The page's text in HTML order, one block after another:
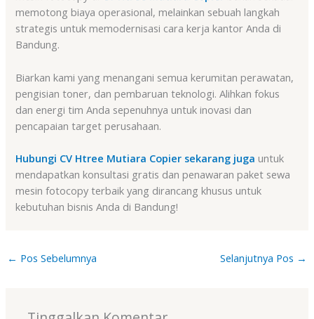
memotong biaya operasional, melainkan sebuah langkah
strategis untuk memodernisasi cara kerja kantor Anda di
Bandung.
Biarkan kami yang menangani semua kerumitan perawatan,
pengisian toner, dan pembaruan teknologi. Alihkan fokus
dan energi tim Anda sepenuhnya untuk inovasi dan
pencapaian target perusahaan.
Hubungi CV Htree Mutiara Copier sekarang juga untuk
mendapatkan konsultasi gratis dan penawaran paket sewa
mesin fotocopy terbaik yang dirancang khusus untuk
kebutuhan bisnis Anda di Bandung!
← Pos Sebelumnya Selanjutnya Pos →